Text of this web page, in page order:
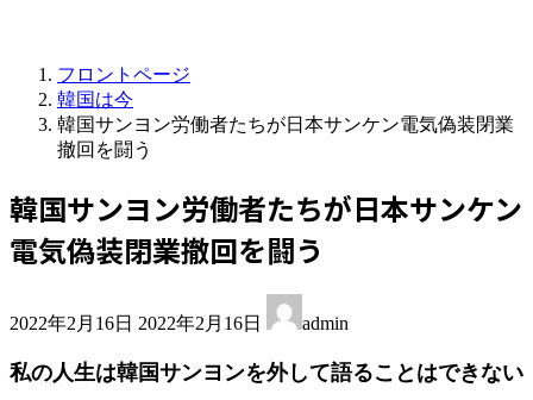
フロントページ
韓国は今
韓国サンヨン労働者たちが日本サンケン電気偽装閉業
撤回を闘う
韓国サンヨン労働者たちが日本サンケン
電気偽装閉業撤回を闘う
2022年2月16日 終
新
2022年2月16日 admin
私の人生は韓国サンヨンを外して語ることはできない